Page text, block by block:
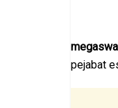
pejabat